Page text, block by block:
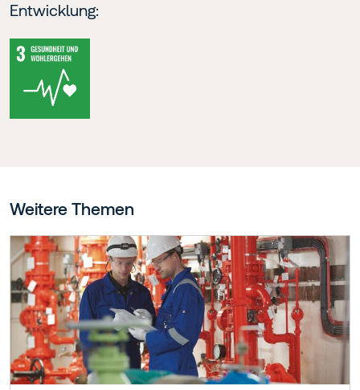
Entwicklung:
Weitere Themen